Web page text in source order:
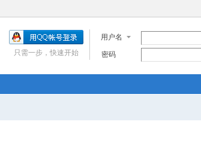
用户名
密码
只需一步，快速开始